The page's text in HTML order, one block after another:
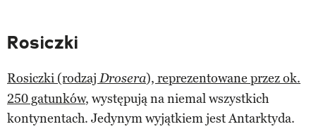
Rosiczki
Rosiczki (rodzajDrosera), reprezentowane przez ok.
250 gatunków, występują na niemal wszystkich
kontynentach. Jedynym wyjątkiem jest Antarktyda.